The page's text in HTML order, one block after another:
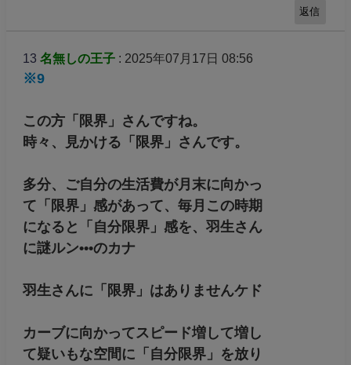
返信
13 名無しの王子: 2025年07月17日 08:56
※9
この方「限界」さんですね。
時々、見かける「限界」さんです。
多分、ご自分の生活費が月末に向かっ
て「限界」感があって、毎月この時期
になると「自分限界」感を、羽生さん
に謎ルン•••のカナ
羽生さんに「限界」はありませんケド
カーブに向かってスピード増して増し
て疑いもな空間に「自分限界」を放り